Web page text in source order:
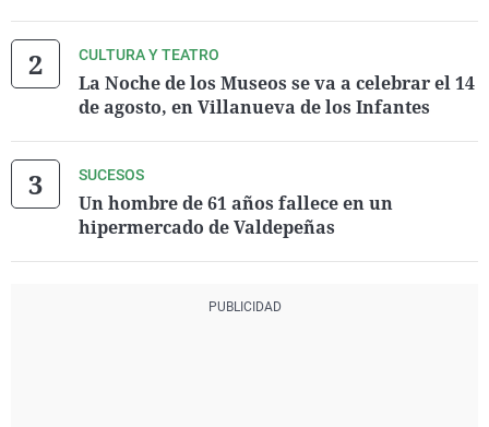
CULTURA Y TEATRO
La Noche de los Museos se va a celebrar el 14
de agosto, en Villanueva de los Infantes
SUCESOS
Un hombre de 61 años fallece en un
hipermercado de Valdepeñas